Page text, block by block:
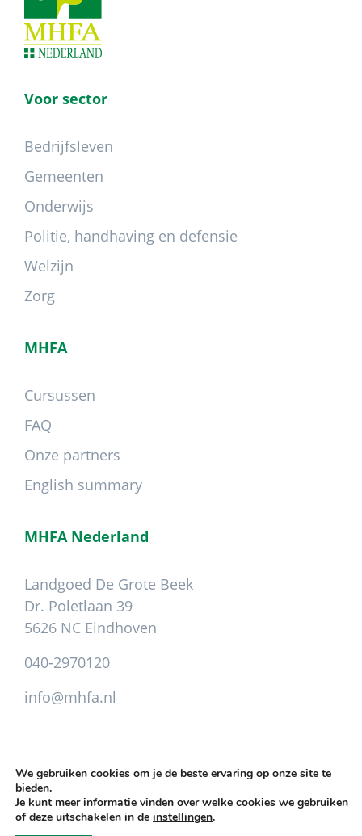
Voor sector
Bedrijfsleven
Gemeenten
Onderwijs
Politie, handhaving en defensie
Welzijn
Zorg
MHFA
Cursussen
FAQ
Onze partners
English summary
MHFA Nederland
Landgoed De Grote Beek
Dr. Poletlaan 39
5626 NC Eindhoven
040-2970120
info@mhfa.nl
Leveringsvoorwaarden.Privacy.Colofon
We gebruiken cookies om je de beste ervaring op onze site te
bieden.
Je kunt meer informatie vinden over welke cookies we gebruiken
of deze uitschakelen in de instellingen.